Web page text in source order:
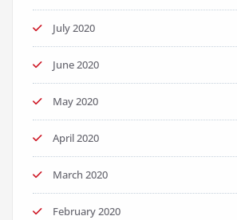
July 2020
June 2020
May 2020
April 2020
March 2020
February 2020